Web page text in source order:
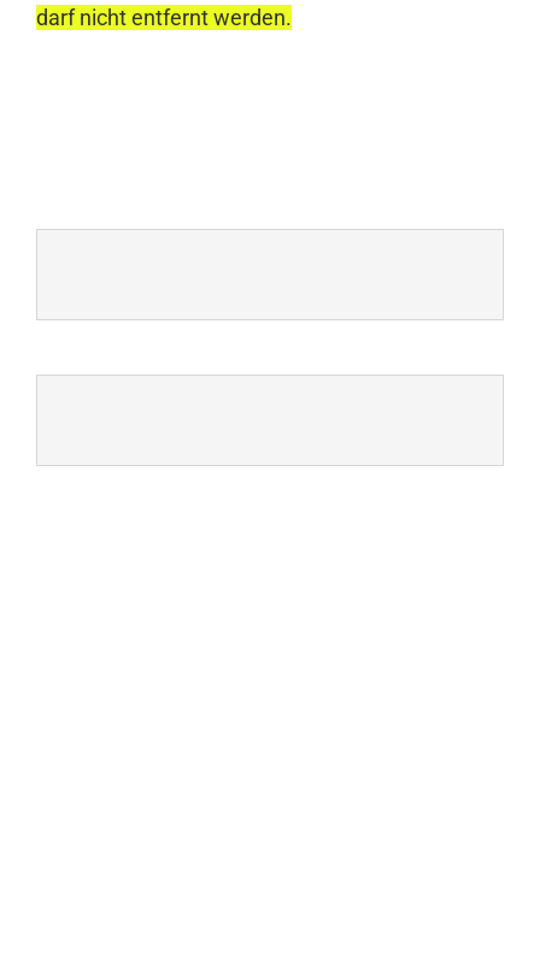
darf nicht entfernt werden.